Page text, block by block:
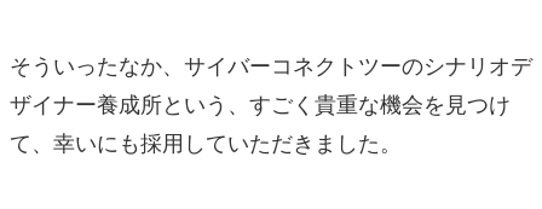
そういったなか、サイバーコネクトツーのシナリオデ
ザイナー養成所という、すごく貴重な機会を見つけ
て、幸いにも採用していただきました。